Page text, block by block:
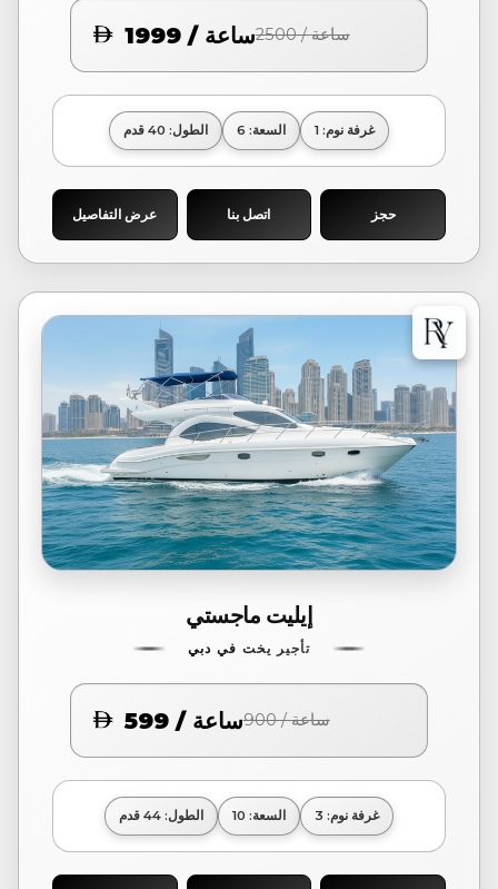
1999 / ساعة 2500 / ساعة
الطول: 40 قدم السعة: 6 غرفة نوم: 1
عرض التفاصيل اتصل بنا حجز
إيليت ماجستي
تأجير يخت في دبي
599 / ساعة 900 / ساعة
الطول: 44 قدم السعة: 10 غرفة نوم: 3